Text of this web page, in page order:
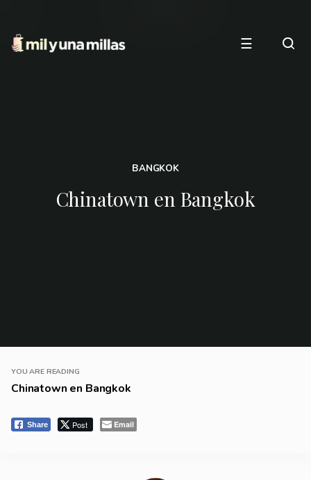
☰
BANGKOK
Chinatown en Bangkok
YOU ARE READING
Chinatown en Bangkok
Share Post Email